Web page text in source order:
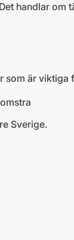
handlar om
är viktiga
Sverige.